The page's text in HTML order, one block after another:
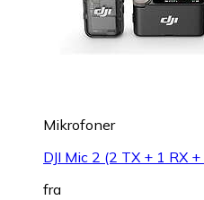
Mikrofoner
DJI Mic 2 (2 TX + 1 RX
fra